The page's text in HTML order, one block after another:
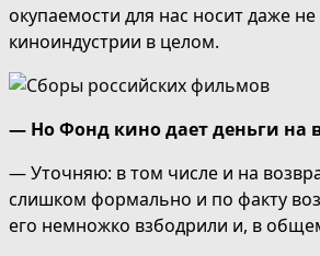
окупаемости для нас носит даже
киноиндустрии в целом.
— Но Фонд кино дает деньги на
— Уточняю: в том числе и на
слишком формально и по факту
его немножко взбодрили и, в